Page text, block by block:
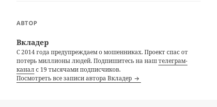
АВТОР
Вкладер
С 2014 года предупреждаем о мошенниках. Проект спас от
потерь миллионы людей. Подпишитесь на наштелеграм-
каналс 19 тысячами подписчиков.
Посмотреть все записи автора Вкладер